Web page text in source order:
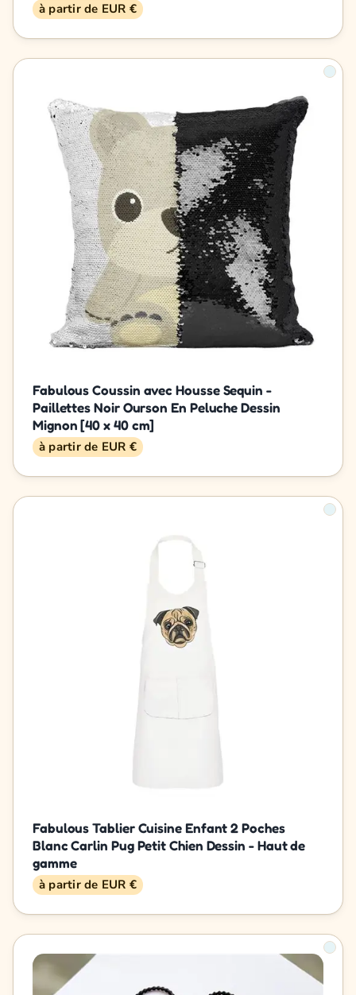
à partir de EUR €
Fabulous Coussin avec Housse Sequin -
Paillettes Noir Ourson En Peluche Dessin
Mignon [40 x 40 cm]
à partir de EUR €
Fabulous Tablier Cuisine Enfant 2 Poches
Blanc Carlin Pug Petit Chien Dessin - Haut de
gamme
à partir de EUR €